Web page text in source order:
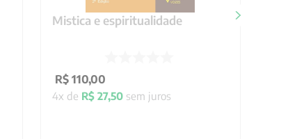
Mistica e espiritualidade
R$ 110,00
4x de R$ 27,50sem juros